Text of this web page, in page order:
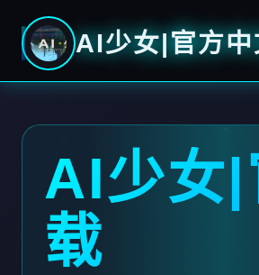
AI少女|官方中
AI少女|
载